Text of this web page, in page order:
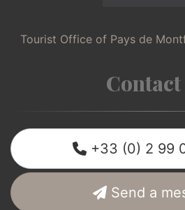
Tourist Office of Pays de
Contact
+33 (0) 2 99
Send a